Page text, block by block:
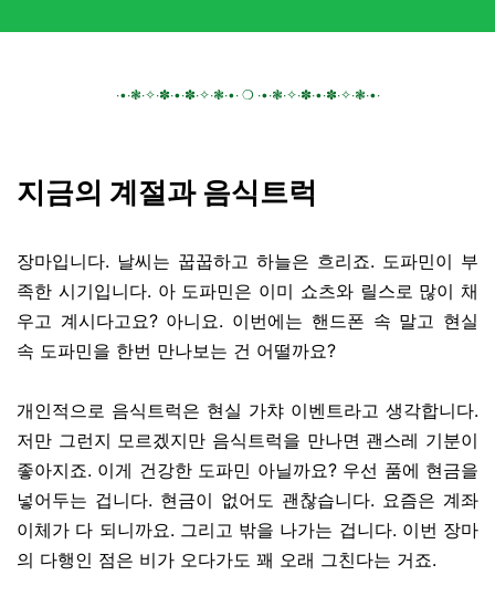
∙•∙❃∙✧∙✽∙•∙✽∙✧∙❃∙•∙ ❍ ∙•∙❃∙✧∙✽∙•∙✽∙✧∙❃∙•∙
지금의 계절과 음식트럭
장마입니다. 날씨는 꿉꿉하고 하늘은 흐리죠. 도파민이 부
족한 시기입니다. 아 도파민은 이미 쇼츠와 릴스로 많이 채
우고 계시다고요? 아니요. 이번에는 핸드폰 속 말고 현실
속 도파민을 한번 만나보는 건 어떨까요?
개인적으로 음식트럭은 현실 가챠 이벤트라고 생각합니다.
저만 그런지 모르겠지만 음식트럭을 만나면 괜스레 기분이
좋아지죠. 이게 건강한 도파민 아닐까요? 우선 품에 현금을
넣어두는 겁니다. 현금이 없어도 괜찮습니다. 요즘은 계좌
이체가 다 되니까요. 그리고 밖을 나가는 겁니다. 이번 장마
의 다행인 점은 비가 오다가도 꽤 오래 그친다는 거죠.